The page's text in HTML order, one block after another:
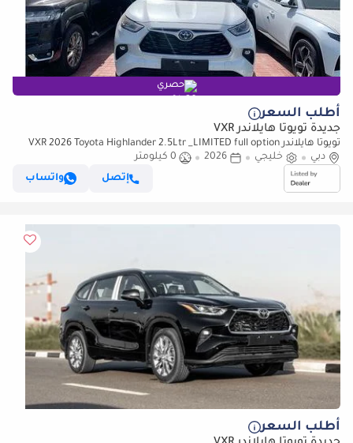
حصري
أطلب السعر
جديدة تويوتا هايلاندر VXR
تويوتا هايلاندر VXR 2026 Toyota Highlander 2.5Ltr _LIMITED full option
HYBRID
دبي خليجي 2026
0 كيلومتر
إتصل
واتساب
أطلب السعر